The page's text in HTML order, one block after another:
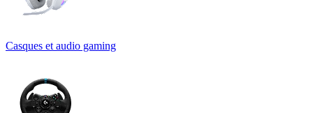
Casques et audio gaming